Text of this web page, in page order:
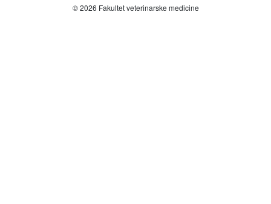
© 2026 Fakultet veterinarske medicine